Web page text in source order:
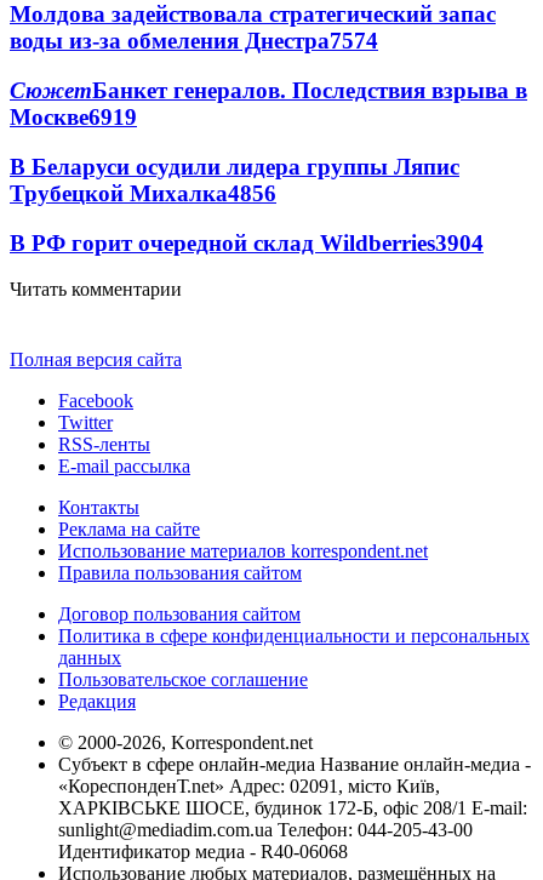
Молдова задействовала стратегический запас
воды из-за обмеления Днестра7574
СюжетБанкет генералов. Последствия взрыва в
Москве6919
В Беларуси осудили лидера группы Ляпис
Трубецкой Михалка4856
В РФ горит очередной склад Wildberries3904
Читать комментарии
Полная версия сайта
Facebook
Twitter
RSS-ленты
E-mail рассылка
Контакты
Реклама на сайте
Использование материалов korrespondent.net
Правила пользования сайтом
Договор пользования сайтом
Политика в сфере конфиденциальности и персональных
данных
Пользовательское соглашение
Редакция
© 2000-2026, Korrespondent.net
Субъект в сфере онлайн-медиа Название онлайн-медиа -
«КореспонденТ.net» Адрес: 02091, місто Київ,
ХАРКІВСЬКЕ ШОСЕ, будинок 172-Б, офіс 208/1 E-mail:
sunlight@mediadim.com.ua Телефон: 044-205-43-00
Идентификатор медиа - R40-06068
Использование любых материалов, размещённых на